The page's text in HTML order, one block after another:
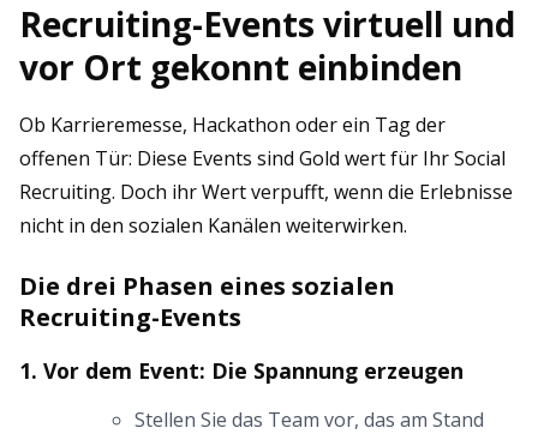
Recruiting-Events virtuell und
vor Ort gekonnt einbinden
Ob Karrieremesse, Hackathon oder ein Tag der
offenen Tür: Diese Events sind Gold wert für Ihr Social
Recruiting. Doch ihr Wert verpufft, wenn die Erlebnisse
nicht in den sozialen Kanälen weiterwirken.
Die drei Phasen eines sozialen
Recruiting-Events
1. Vor dem Event: Die Spannung erzeugen
Stellen Sie das Team vor, das am Stand